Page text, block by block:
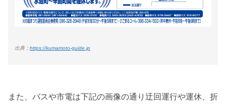
出典； https://kumamoto-guide.jp
また、バスや市電は下記の画像の通り迂回運行や運休、折